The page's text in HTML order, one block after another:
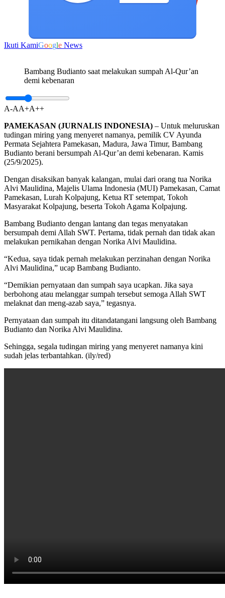
Ikuti KamiGoogle News
Bambang Budianto saat melakukan sumpah Al-Qur’an
demi kebenaran
A-AA+A++
PAMEKASAN (JURNALIS INDONESIA) – Untuk meluruskan
tudingan miring yang menyeret namanya, pemilik CV Ayunda
Permata Sejahtera Pamekasan, Madura, Jawa Timur, Bambang
Budianto berani bersumpah Al-Qur’an demi kebenaran. Kamis
(25/9/2025).
Dengan disaksikan banyak kalangan, mulai dari orang tua Norika
Alvi Maulidina, Majelis Ulama Indonesia (MUI) Pamekasan, Camat
Pamekasan, Lurah Kolpajung, Ketua RT setempat, Tokoh
Masyarakat Kolpajung, beserta Tokoh Agama Kolpajung.
Bambang Budianto dengan lantang dan tegas menyatakan
bersumpah demi Allah SWT. Pertama, tidak pernah dan tidak akan
melakukan pernikahan dengan Norika Alvi Maulidina.
“Kedua, saya tidak pernah melakukan perzinahan dengan Norika
Alvi Maulidina,” ucap Bambang Budianto.
“Demikian pernyataan dan sumpah saya ucapkan. Jika saya
berbohong atau melanggar sumpah tersebut semoga Allah SWT
melaknat dan meng-azab saya,” tegasnya.
Pernyataan dan sumpah itu ditandatangani langsung oleh Bambang
Budianto dan Norika Alvi Maulidina.
Sehingga, segala tudingan miring yang menyeret namanya kini
sudah jelas terbantahkan. (ily/red)